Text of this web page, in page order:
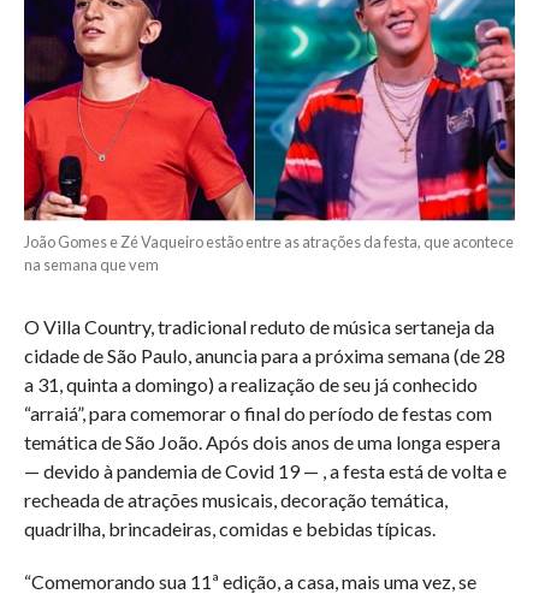
João Gomes e Zé Vaqueiro estão entre as atrações da festa, que acontece
na semana que vem
O Villa Country, tradicional reduto de música sertaneja da
cidade de São Paulo, anuncia para a próxima semana (de 28
a 31, quinta a domingo) a realização de seu já conhecido
“arraiá”, para comemorar o final do período de festas com
temática de São João. Após dois anos de uma longa espera
— devido à pandemia de Covid 19 — , a festa está de volta e
recheada de atrações musicais, decoração temática,
quadrilha, brincadeiras, comidas e bebidas típicas.
“Comemorando sua 11ª edição, a casa, mais uma vez, se